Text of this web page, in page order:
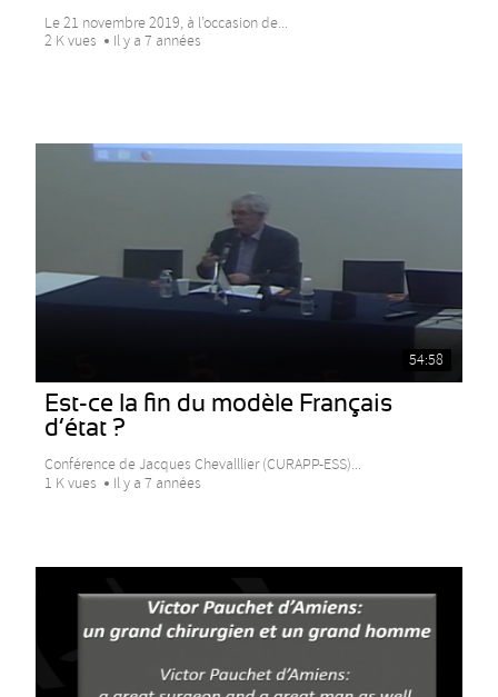
Le 21 novembre 2019, à l’occasion de...
2 K vues
Il y a 7 années
54:58
Est-ce la fin du modèle Français
d’état ?
Conférence de Jacques Chevalllier (CURAPP-ESS)...
1 K vues
Il y a 7 années